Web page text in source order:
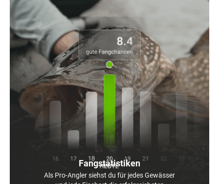
Fangstatistiken
Als Pro-Angler siehst du für jedes Gewässer